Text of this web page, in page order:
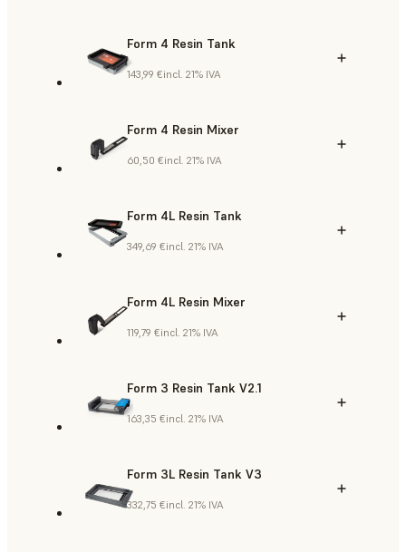
Form 4 Resin Tank
143,99 €incl. 21% IVA
Form 4 Resin Mixer
60,50 €incl. 21% IVA
Form 4L Resin Tank
349,69 €incl. 21% IVA
Form 4L Resin Mixer
119,79 €incl. 21% IVA
Form 3 Resin Tank V2.1
163,35 €incl. 21% IVA
Form 3L Resin Tank V3
332,75 €incl. 21% IVA